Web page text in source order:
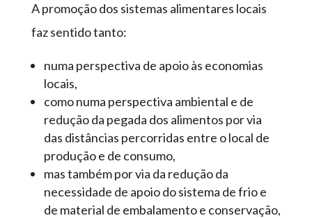
A promoção dos sistemas alimentares locais
faz sentido tanto:
numa perspectiva de apoio às economias
locais,
como numa perspectiva ambiental e de
redução da pegada dos alimentos por via
das distâncias percorridas entre o local de
produção e de consumo,
mas também por via da redução da
necessidade de apoio do sistema de frio e
de material de embalamento e conservação,